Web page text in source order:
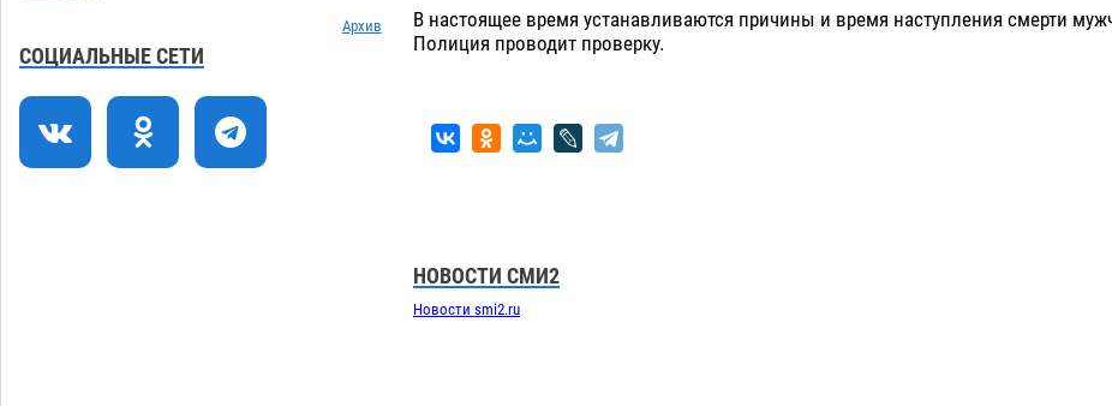
астраханской логистической
14:44
Астраханские кутилы сменили барные
стойки на полицейские дежурки
Архив
СОЦИАЛЬНЫЕ СЕТИ
В настоящее время устанавливаются причины и время наступления смерти
Полиция проводит проверку.
НОВОСТИ СМИ2
Новости smi2.ru